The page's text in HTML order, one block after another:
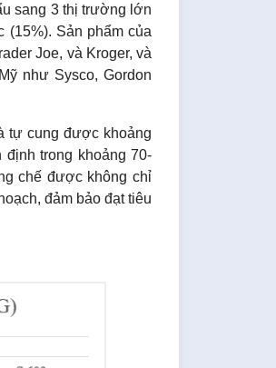
sang 3 thị trường lớn
(15%). Sản phẩm của
Joe, và Kroger, và
như Sysco, Gordon
tự cung được khoảng
trong khoảng 70-
chế được không chỉ
đảm bảo đạt tiêu